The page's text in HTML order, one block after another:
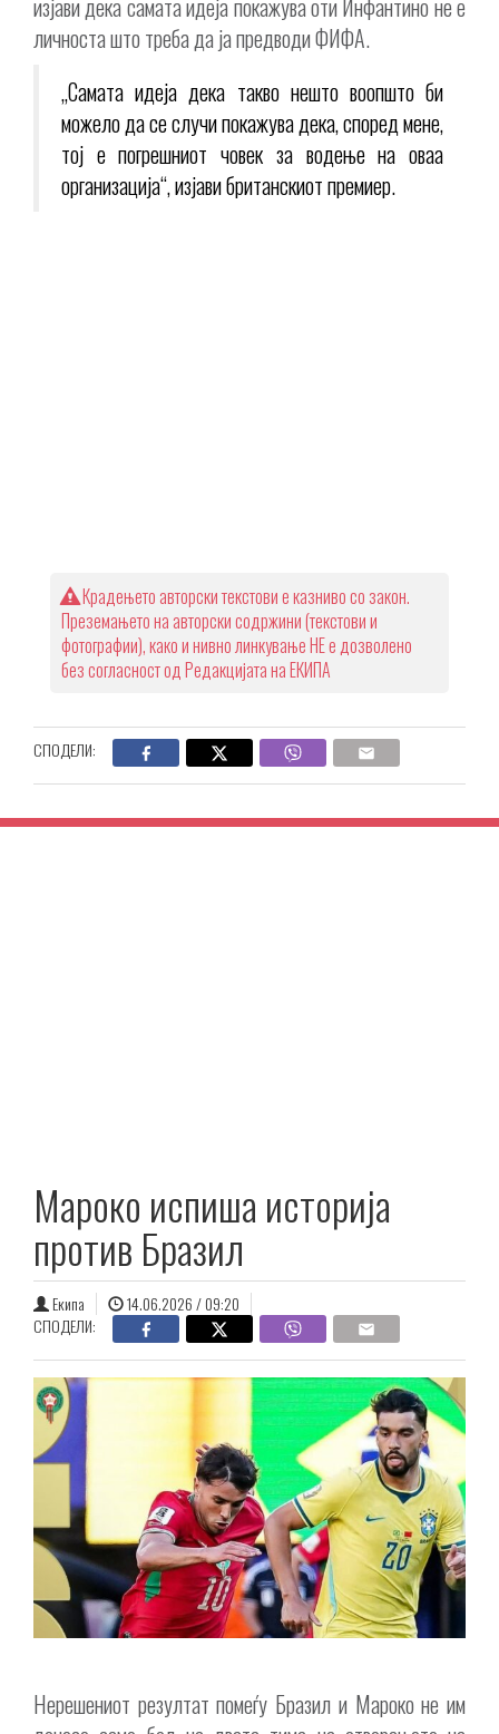
изјави дека самата идеја покажува оти Инфантино не е
личноста што треба да ја предводи ФИФА.
„Самата идеја дека такво нешто воопшто би
можело да се случи покажува дека, според мене,
тој е погрешниот човек за водење на оваа
организација“, изјави британскиот премиер.
Крадењето авторски текстови е казниво со закон.
Преземањето на авторски содржини (текстови и
фотографии), како и нивно линкување НЕ е дозволено
без согласност од Редакцијата на ЕКИПА
СПОДЕЛИ:
Мароко испиша историја
против Бразил
Екипа
14.06.2026 / 09:20
СПОДЕЛИ:
Нерешениот резултат помеѓу Бразил и Мароко не им